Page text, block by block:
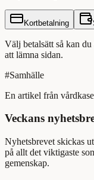
Kortbetalning
Välj betalsätt så kan
att lämna sidan.
#Samhälle
En artikel från
Veckans
Nyhetsbrevet skickas
på allt det viktigaste
gemenskap.